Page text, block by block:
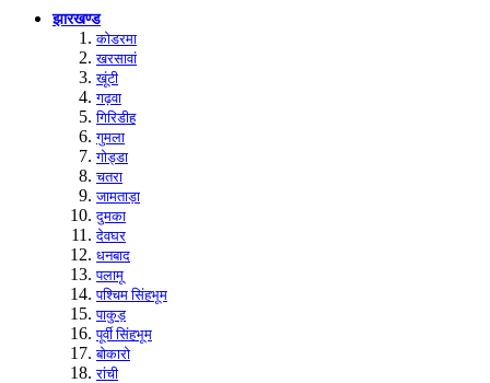
झारखण्ड
कोडरमा
खरसावां
खूंटी
गढ़वा
गिरिडीह
गुमला
गोड्डा
चतरा
जामताड़ा
दुमका
देवघर
धनबाद
पलामू
पश्चिम सिंहभूम
पाकुड़
पूर्वी सिंहभूम
बोकारो
रांची